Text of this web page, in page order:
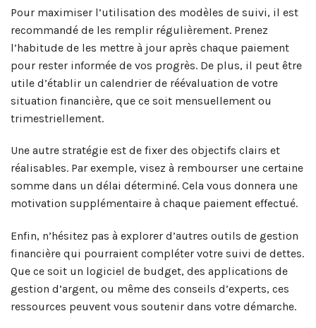
Pour maximiser l’utilisation des modèles de suivi, il est
recommandé de les remplir régulièrement. Prenez
l’habitude de les mettre à jour après chaque paiement
pour rester informée de vos progrès. De plus, il peut être
utile d’établir un calendrier de réévaluation de votre
situation financière, que ce soit mensuellement ou
trimestriellement.
Une autre stratégie est de fixer des objectifs clairs et
réalisables. Par exemple, visez à rembourser une certaine
somme dans un délai déterminé. Cela vous donnera une
motivation supplémentaire à chaque paiement effectué.
Enfin, n’hésitez pas à explorer d’autres outils de gestion
financière qui pourraient compléter votre suivi de dettes.
Que ce soit un logiciel de budget, des applications de
gestion d’argent, ou même des conseils d’experts, ces
ressources peuvent vous soutenir dans votre démarche.